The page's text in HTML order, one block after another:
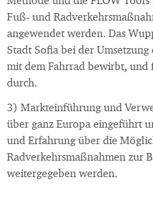
Fuß- und
angewendet werden. Das
Stadt Sofia bei der
mit dem Fahrrad bewirbt, und
durch.
3) Markteinführung und
über ganz Europa eingeführt
und Erfahrung über die
Radverkehrsmaßnahmen zur
weitergegeben werden.